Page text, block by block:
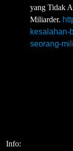
yang Tidak
Miliarder.
kesalahan-
seorang-
Info: